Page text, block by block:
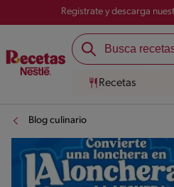
Registrate y descarga
Recetas
Blog culinario